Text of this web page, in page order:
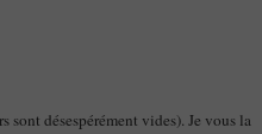
désespérément vides). Je vous la